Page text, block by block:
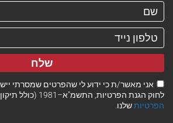
אני מאשר/ת כי ידוע לי שהפרטים שמסרתי
לחוק הגנת הפרטיות, התשמ"א–1981 (כולל תיקון 13), ובהתאם ל
הפרטיותשלנו.
שלח